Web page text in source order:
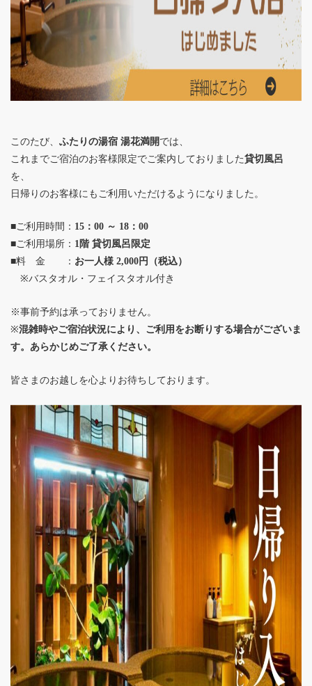
このたび、 ふたりの湯宿 湯花満開 では、
これまでご宿泊のお客様限定でご案内しておりました貸切風呂
を、
日帰りのお客様にもご利用いただけるようになりました。
■ご利用時間： 15：00 ～ 18：00
■ご利用場所： 1階 貸切風呂限定
■料 金 ： お一人様 2,000円（税込）
※バスタオル・フェイスタオル付き
※事前予約は承っておりません。
※混雑時やご宿泊状況により、ご利用をお断りする場合がございま
す。あらかじめご了承ください。
皆さまのお越しを心よりお待ちしております。